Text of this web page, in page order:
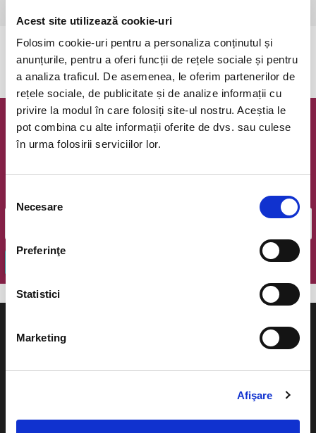
Acest site utilizează cookie-uri
Folosim cookie-uri pentru a personaliza conținutul și
anunțurile, pentru a oferi funcții de rețele sociale și pentru
a analiza traficul. De asemenea, le oferim partenerilor de
rețele sociale, de publicitate și de analize informații cu
privire la modul în care folosiți site-ul nostru. Aceștia le
pot combina cu alte informații oferite de dvs. sau culese
în urma folosirii serviciilor lor.
consimțământului
Necesare
Preferinţe
Statistici
Marketing
Afişare
Evenimentul a expirat.
Newsletter @ Bilete.ro
evenimente.
Teatru